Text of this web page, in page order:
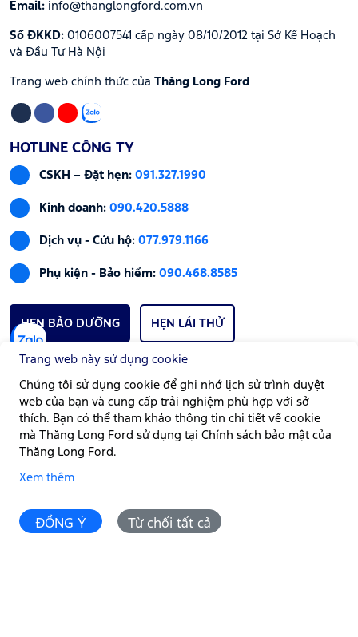
Email: info@thanglongford.com.vn
Số ĐKKD: 0106007541 cấp ngày 08/10/2012 tại Sở Kế Hoạch
và Đầu Tư Hà Nội
Trang web chính thức của Thăng Long Ford
HOTLINE CÔNG TY
CSKH – Đặt hẹn: 091.327.1990
Kinh doanh: 090.420.5888
Dịch vụ - Cứu hộ: 077.979.1166
Phụ kiện - Bảo hiểm: 090.468.8585
HẸN BẢO DƯỠNG HẸN LÁI THỬ
GIỜ LÀM VIỆC
Thứ Hai - Thứ Bảy | Từ 08:00 - 17:00
Xưởng dịch vụ:Thứ Hai - Chủ Nhật | Từ 08:00 - 17:00
Trang web này sử dụng cookie
Chúng tôi sử dụng cookie để ghi nhớ lịch sử trình duyệt
web của bạn và cung cấp trải nghiệm phù hợp với sở
thích. Bạn có thể tham khảo thông tin chi tiết về cookie
mà Thăng Long Ford sử dụng tại Chính sách bảo mật của
Thăng Long Ford.
Xem thêm
ĐỒNG Ý Từ chối tất cả